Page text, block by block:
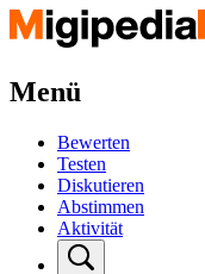
Menü
Bewerten
Testen
Diskutieren
Abstimmen
Aktivität